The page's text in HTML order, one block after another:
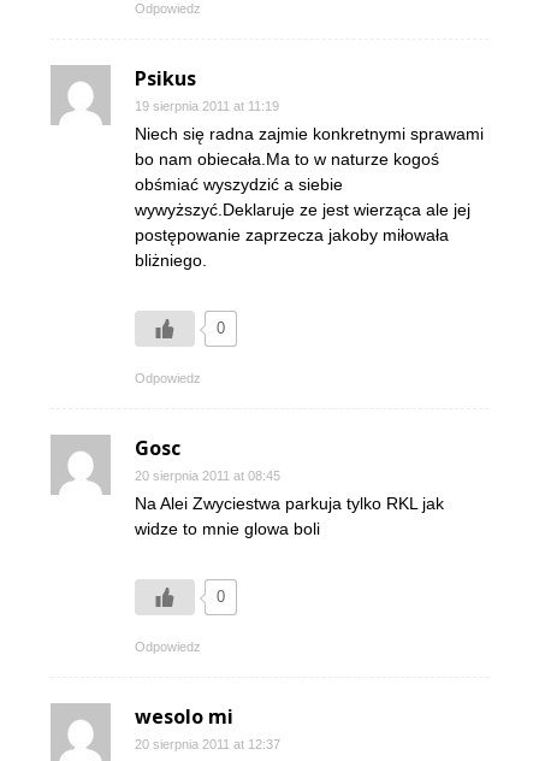
Odpowiedz
Psikus
19 sierpnia 2011 at 11:19
Niech się radna zajmie konkretnymi sprawami
bo nam obiecała.Ma to w naturze kogoś
obśmiać wyszydzić a siebie
wywyższyć.Deklaruje ze jest wierząca ale jej
postępowanie zaprzecza jakoby miłowała
bliżniego.
0
Odpowiedz
Gosc
20 sierpnia 2011 at 08:45
Na Alei Zwyciestwa parkuja tylko RKL jak
widze to mnie glowa boli
0
Odpowiedz
wesolo mi
20 sierpnia 2011 at 12:37